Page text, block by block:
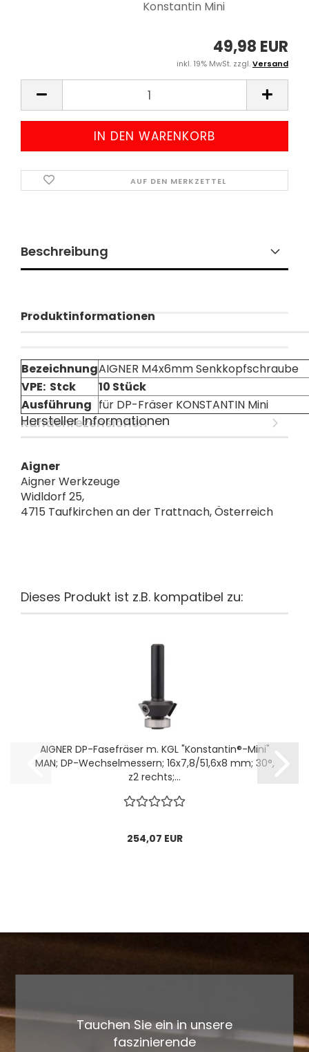
Konstantin Mini
49,98 EUR
inkl. 19% MwSt. zzgl.Versand
AUF DEN MERKZETTEL
Beschreibung
Produktinformationen
BezeichnungAIGNER M4x6mm Senkkopfschraube
VPE: Stck
10 Stück
Ausführung für DP-Fräser KONSTANTIN Mini
Kundenrezensionen
Hersteller Informationen
Aigner
Aigner Werkzeuge
Widldorf 25,
4715 Taufkirchen an der Trattnach, Österreich
Dieses Produkt ist z.B. kompatibel zu:
AIGNER DP-Fasefräser m. KGL "Konstantin®-Mini"
MAN; DP-Wechselmessern; 16x7,8/51,6x8 mm; 30°,
z2 rechts;...
254,07 EUR
Tauchen Sie ein in unsere
faszinierende